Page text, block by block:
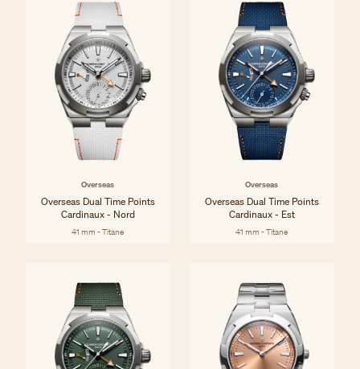
Overseas
Overseas Dual Time Points
Cardinaux - Nord
41 mm - Titane
Overseas
Overseas Dual Time Points
Cardinaux - Est
41 mm - Titane